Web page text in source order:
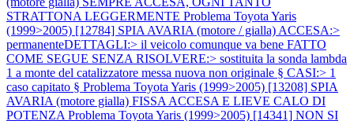
STRATTONA LEGGERMENTE Problema Toyota Yaris
(1999>2005) [12784] SPIA AVARIA (motore / gialla) ACCESA:>
permanenteDETTAGLI:> il veicolo comunque va bene FATTO
COME SEGUE SENZA RISOLVERE:> sostituita la sonda lambda
1 a monte del catalizzatore messa nuova non originale § CASI:> 1
caso capitato § Problema Toyota Yaris (1999>2005) [13208] SPIA
AVARIA (motore gialla) FISSA ACCESA E LIEVE CALO DI
POTENZA Problema Toyota Yaris (1999>2005) [14341] NON SI